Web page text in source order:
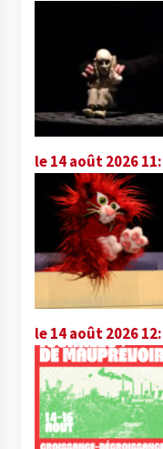
le 14 août 2026
le 14 août 2026